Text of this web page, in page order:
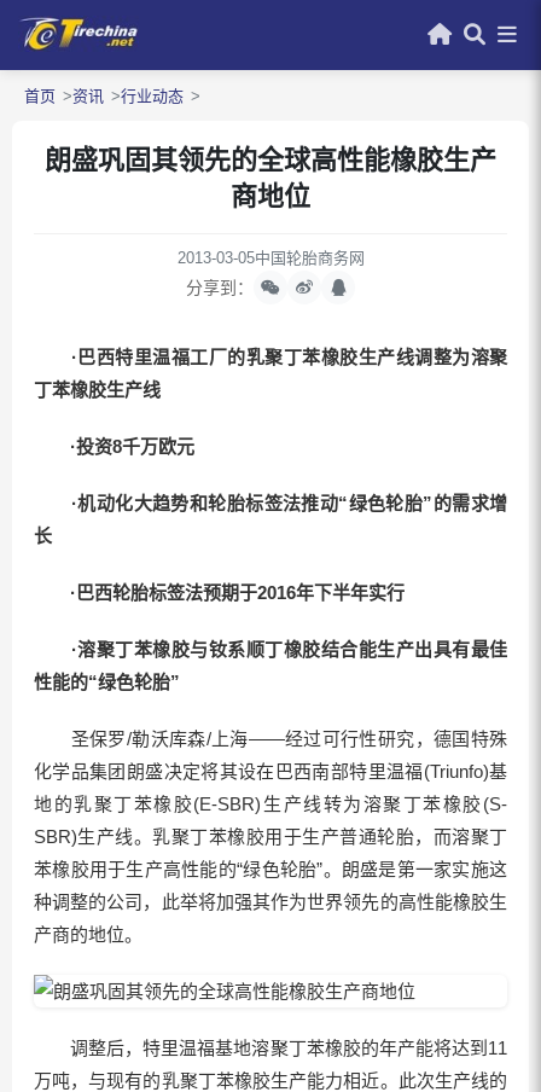
首页 资讯 行业动态
朗盛巩固其领先的全球高性能橡胶生产
商地位
2013-03-05中国轮胎商务网
分享到：
·巴西特里温福工厂的乳聚丁苯橡胶生产线调整为溶聚
丁苯橡胶生产线
·投资8千万欧元
·机动化大趋势和轮胎标签法推动“绿色轮胎”的需求增
长
·巴西轮胎标签法预期于2016年下半年实行
·溶聚丁苯橡胶与钕系顺丁橡胶结合能生产出具有最佳
性能的“绿色轮胎”
圣保罗/勒沃库森/上海——经过可行性研究，德国特殊
化学品集团朗盛决定将其设在巴西南部特里温福(Triunfo)基
地的乳聚丁苯橡胶(E-SBR)生产线转为溶聚丁苯橡胶(S-
SBR)生产线。乳聚丁苯橡胶用于生产普通轮胎，而溶聚丁
苯橡胶用于生产高性能的“绿色轮胎”。朗盛是第一家实施这
种调整的公司，此举将加强其作为世界领先的高性能橡胶生
产商的地位。
调整后，特里温福基地溶聚丁苯橡胶的年产能将达到11
万吨，与现有的乳聚丁苯橡胶生产能力相近。此次生产线的